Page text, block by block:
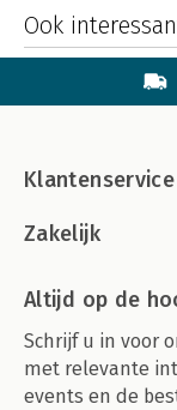
Ook
Klantenservice
Zakelijk
Altijd op de
Schrijf u in voor
met relevante
events en de